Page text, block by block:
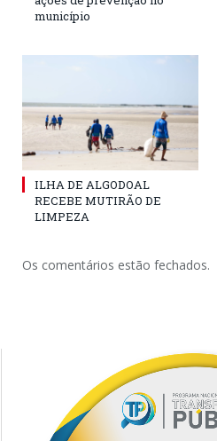
município
ILHA DE ALGODOAL
RECEBE MUTIRÃO DE
LIMPEZA
Os comentários estão fechados.